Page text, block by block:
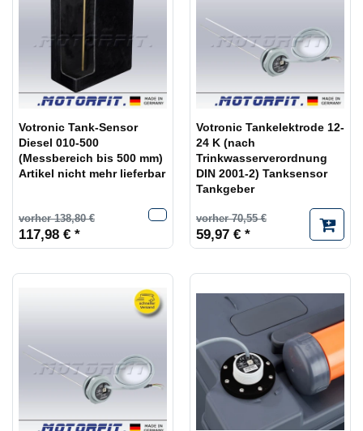
Votronic Tank-Sensor
Diesel 010-500
(Messbereich bis 500 mm)
Artikel nicht mehr lieferbar
vorher 138,80 €
117,98 € *
Votronic Tankelektrode 12-
24 K (nach
Trinkwasserverordnung
DIN 2001-2) Tanksensor
Tankgeber
vorher 70,55 €
59,97 € *